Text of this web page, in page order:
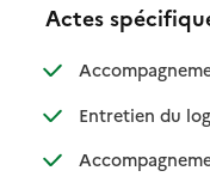
Actes
Entretien du